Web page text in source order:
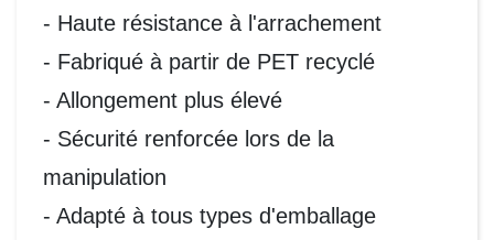
- Haute résistance à l'arrachement
- Fabriqué à partir de PET recyclé
- Allongement plus élevé
- Sécurité renforcée lors de la
manipulation
- Adapté à tous types d'emballage